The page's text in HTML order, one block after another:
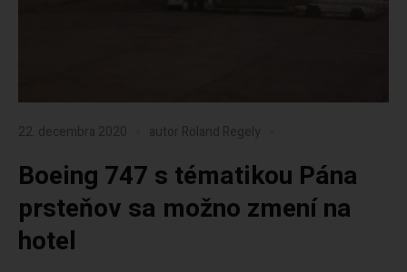
22. decembra 2020 autor Roland Regely
Boeing 747 s tématikou Pána
prsteňov sa možno zmení na
hotel